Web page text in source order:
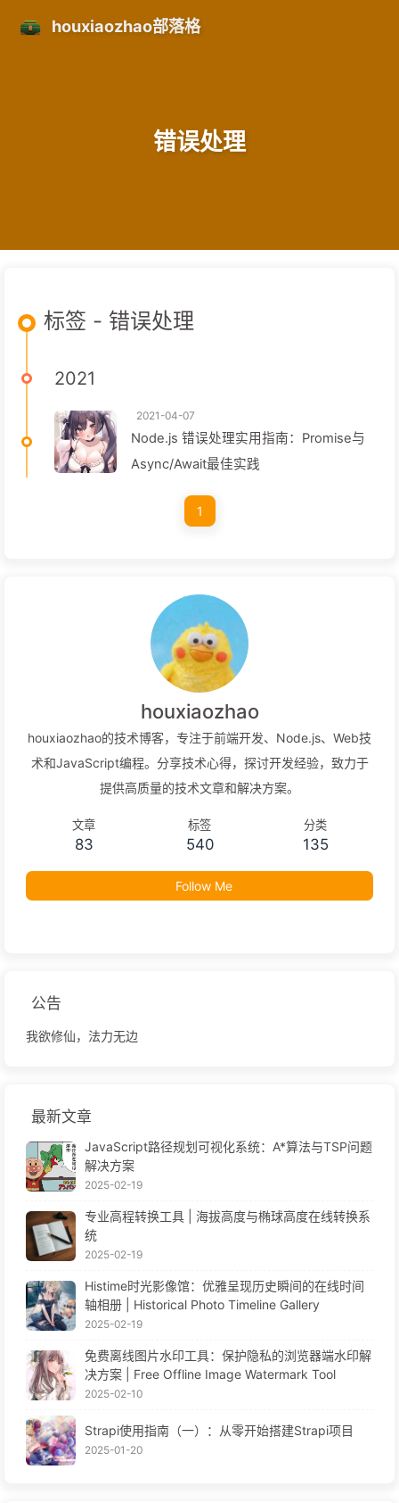
houxiaozhao部落格
错误处理
标签 - 错误处理
2021
2021-04-07
Node.js 错误处理实用指南：Promise与
Async/Await最佳实践
1
houxiaozhao
houxiaozhao的技术博客，专注于前端开发、Node.js、Web技
术和JavaScript编程。分享技术心得，探讨开发经验，致力于
提供高质量的技术文章和解决方案。
文章
83
标签
540
分类
135
Follow Me
公告
我欲修仙，法力无边
最新文章
JavaScript路径规划可视化系统：A*算法与TSP问题
解决方案
2025-02-19
专业高程转换工具 | 海拔高度与椭球高度在线转换系
统
2025-02-19
Histime时光影像馆：优雅呈现历史瞬间的在线时间
轴相册 | Historical Photo Timeline Gallery
2025-02-19
免费离线图片水印工具：保护隐私的浏览器端水印解
决方案 | Free Offline Image Watermark Tool
2025-02-10
Strapi使用指南（一）：从零开始搭建Strapi项目
2025-01-20